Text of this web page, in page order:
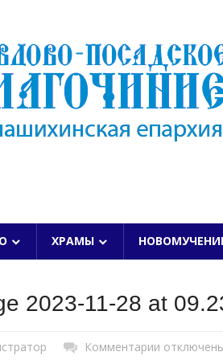
ХРАМЫ
2023-11-28 at
Комментарии к